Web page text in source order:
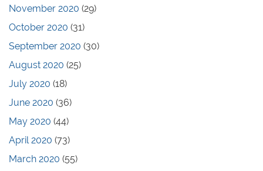
November 2020 (29)
October 2020 (31)
September 2020 (30)
August 2020 (25)
July 2020 (18)
June 2020 (36)
May 2020 (44)
April 2020 (73)
March 2020 (55)